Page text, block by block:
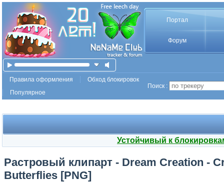
Портал
Форум
Правила оформления
Обход блокировок
Популярное
Поиск :
Устойчивый к
Растровый клипарт - Dream Creation -
Butterflies [PNG]